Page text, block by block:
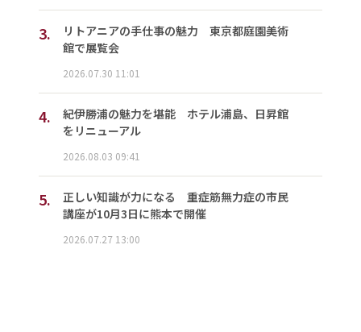
3.
リトアニアの手仕事の魅力 東京都庭園美術
館で展覧会
2026.07.30 11:01
4.
紀伊勝浦の魅力を堪能 ホテル浦島、日昇館
をリニューアル
2026.08.03 09:41
5.
正しい知識が力になる 重症筋無力症の市民
講座が10月3日に熊本で開催
2026.07.27 13:00